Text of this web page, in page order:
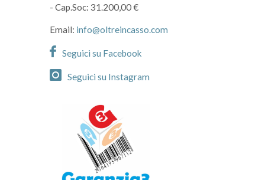
- Cap.Soc: 31.200,00 €
Email: info@oltreincasso.com
Seguici su Facebook
Seguici su Instagram